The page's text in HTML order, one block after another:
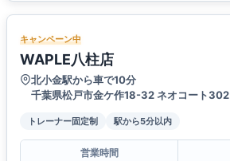
キャンペーン中
WAPLE八柱店
北小金駅から車で10分
千葉県松戸市金ケ作18-32 ネオコート302
トレーナー固定制 駅から5分以内
営業時間